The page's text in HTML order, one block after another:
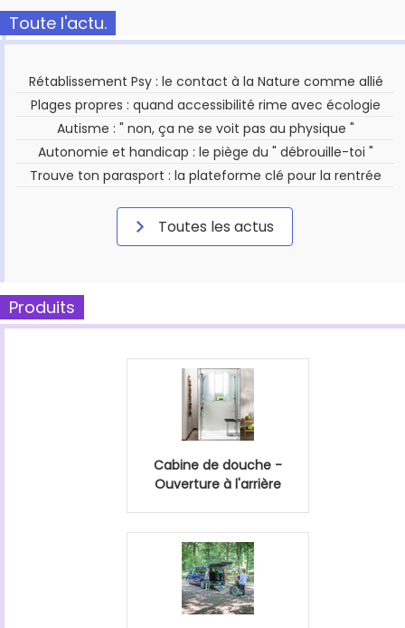
Toute l'actu.
Rétablissement Psy : le contact à la Nature comme allié
Plages propres : quand accessibilité rime avec écologie
Autisme : " non, ça ne se voit pas au physique "
Autonomie et handicap : le piège du " débrouille-toi "
Trouve ton parasport : la plateforme clé pour la rentrée
Toutes les actus
Produits
Cabine de douche -
Ouverture à l'arrière